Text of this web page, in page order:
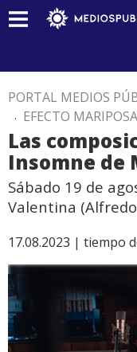
PORTAL MEDIOS
. EFECTO MARIPOSA
Las
Insomne de
Sábado 19 de
Valentina
17.08.2023 | tiempo